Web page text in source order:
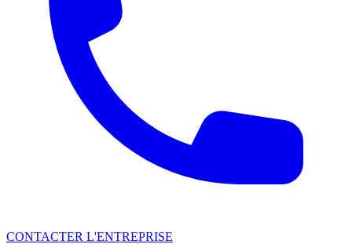
CONTACTER L'ENTREPRISE